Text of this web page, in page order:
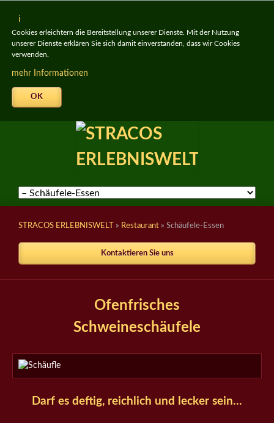
Cookies erleichtern die Bereitstellung unserer Dienste. Mit der Nutzung
unserer Dienste erklären Sie sich damit einverstanden, dass wir Cookies
verwenden.
mehr Informationen
OK
Navigation
überspringen
STRACOS ERLEBNISWELT » Restaurant» Schäufele-Essen
Kontaktieren Sie uns
Ofenfrisches
Schweineschäufele
Darf es deftig, reichlich und lecker sein...